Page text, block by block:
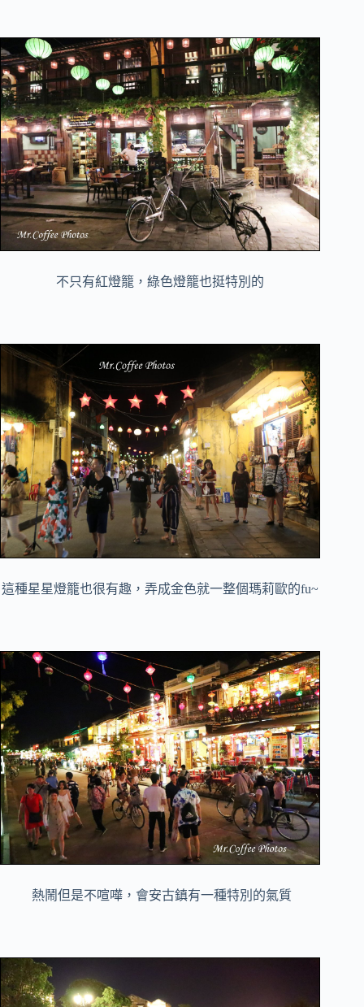
不只有紅燈籠，綠色燈籠也挺特別的
這種星星燈籠也很有趣，弄成金色就一整個瑪莉歐的fu~
熱鬧但是不喧嘩，會安古鎮有一種特別的氣質